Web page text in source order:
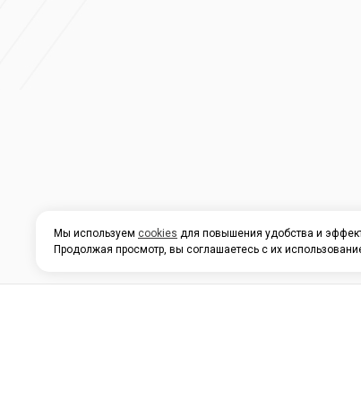
Мы используем cookies для повышения удобства и
Продолжая просмотр, вы соглашаетесь с их